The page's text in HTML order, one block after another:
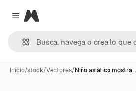
Close menu
Magnific
Inicio/stock/Vectores/Niño asiático mostra…